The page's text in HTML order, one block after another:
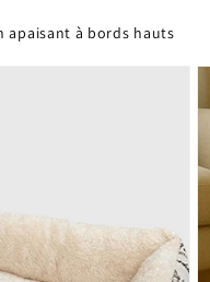
apaisant à bords hauts